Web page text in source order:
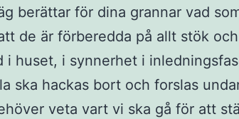
berättar för dina grannar vad
de är förberedda på allt stök
i huset, i synnerhet i
ska hackas bort och forslas
veta vart vi ska gå för att